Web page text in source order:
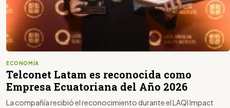
ECONOMÍA
Telconet Latam es reconocida como
Empresa Ecuatoriana del Año 2026
La compañía recibió el reconocimiento durante el LAQI Impact